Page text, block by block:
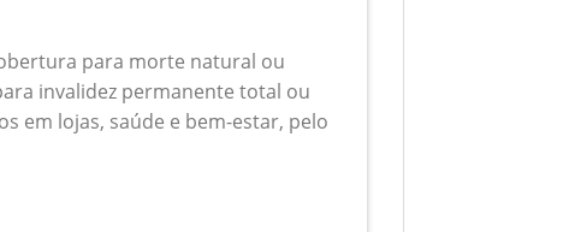
para morte natural ou
invalidez permanente total ou
em lojas, saúde e bem-estar, pelo